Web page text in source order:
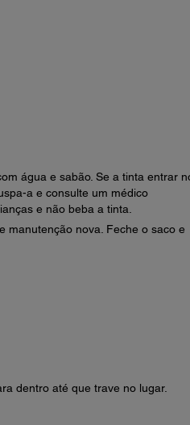
água e sabão. Se a tinta entrar
a e consulte um médico
e não beba a tinta.
manutenção nova. Feche o saco e
dentro até que trave no lugar.